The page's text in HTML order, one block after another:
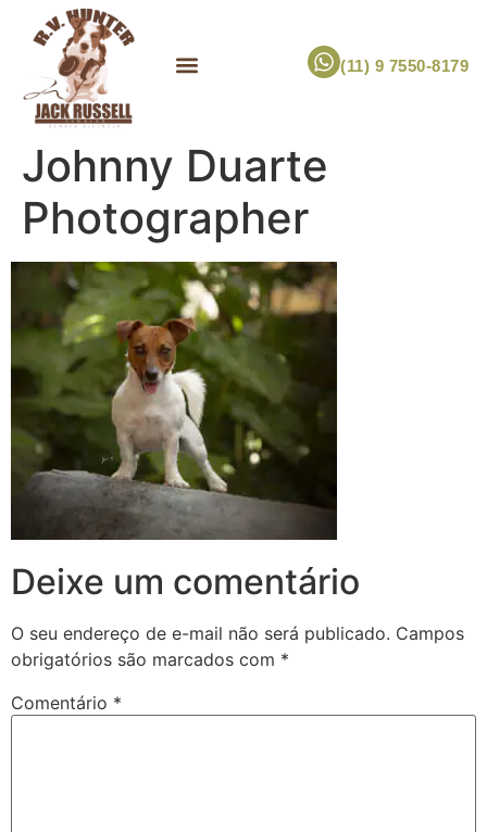
(11) 9 7550-8179
Johnny Duarte
Photographer
Deixe um comentário
O seu endereço de e-mail não será publicado. Campos
obrigatórios são marcados com *
Comentário *